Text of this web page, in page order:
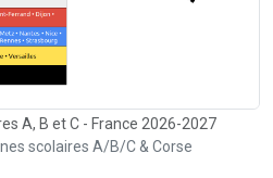
A, B et C - France 2026-2027
scolaires A/B/C & Corse